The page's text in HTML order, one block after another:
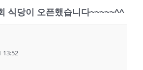
식당이 오픈했습니다~~~~~^^
13:52